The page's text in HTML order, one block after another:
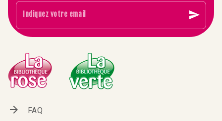
Indiquez votre email send
arrow_forward FAQ